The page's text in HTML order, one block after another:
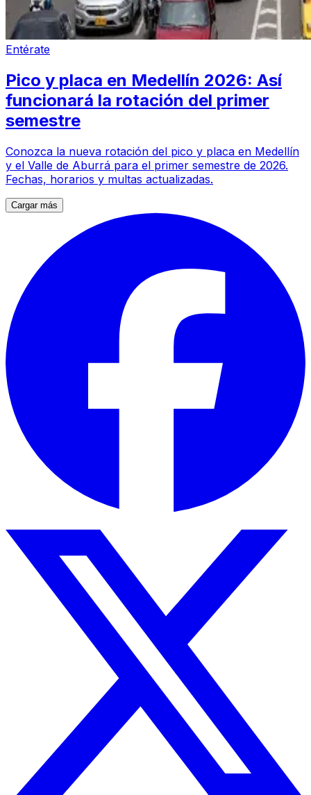
Entérate
Pico y placa en Medellín 2026: Así
funcionará la rotación del primer
semestre
Conozca la nueva rotación del pico y placa en Medellín
y el Valle de Aburrá para el primer semestre de 2026.
Fechas, horarios y multas actualizadas.
Cargar más